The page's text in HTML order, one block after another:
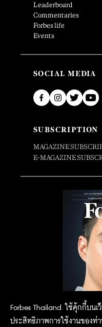
Forbes Thailand ใช้คุ้กกี้บนเ
ประสิทธิภาพการใช้งานของท่
Leaderboard
Commentaries
Forbes life
Events
SOCIAL MEDIA
SUBSCRIPTION
MAGAZINE
E-MAGAZINE